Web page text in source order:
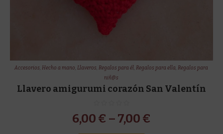
Accesorios,Hecho a mano,Llaveros,Regalos para él,Regalos para ella,Regalos para
niñ@s
Llavero amigurumi corazón San Valentín
6,00 € – 7,00 €